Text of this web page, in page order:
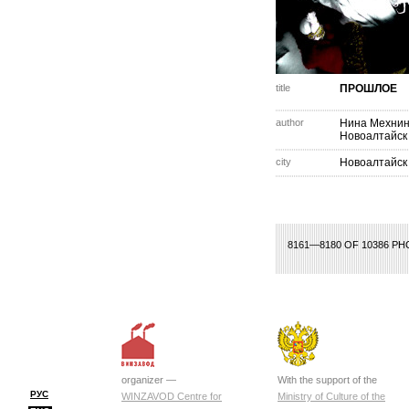
title ПРОШЛОЕ
author Нина
Новоалтайск
city Новоалтайск
8161—8180 OF 10386
395 396 397 398 399
РУС
organizer —
WINZAVOD Centre for
With the support of the
Ministry of Culture of the